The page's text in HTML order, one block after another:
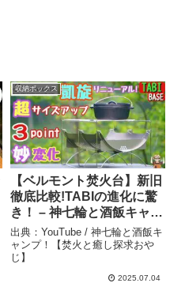
収納ボックス
【ベルモント焚火台】新旧
徹底比較!TABIの進化に驚
き！ – 神七輪と酒飯キャン
プ！【焚火と癒し探求おや
じ】
出典：YouTube / 神七輪と酒飯キ
ャンプ！【焚火と癒し探求おや
じ】
2025.07.04